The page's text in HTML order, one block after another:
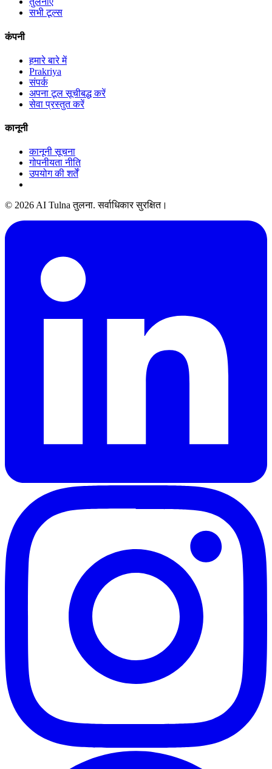
सभी टूल्स
कंपनी
हमारे बारे में
Prakriya
संपर्क
अपना टूल सूचीबद्ध करें
सेवा प्रस्तुत करें
कानूनी
कानूनी सूचना
गोपनीयता नीति
उपयोग की शर्तें
© 2026 AI Tulna तुलना. सर्वाधिकार सुरक्षित।